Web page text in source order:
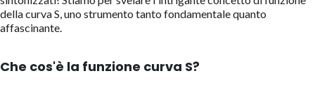
della curva S, uno strumento tanto fondamentale quanto
affascinante.
Che cos'è la funzione curva S?